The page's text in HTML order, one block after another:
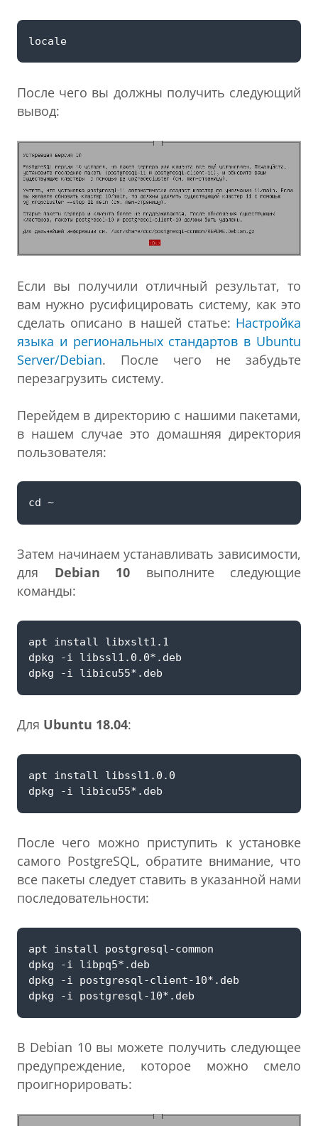
После чего вы должны получить следующий
вывод:
Если вы получили отличный результат, то
вам нужно русифицировать систему, как это
сделать описано в нашей статье: Настройка
языка и региональных стандартов в Ubuntu
Server/Debian. После чего не забудьте
перезагрузить систему.
Перейдем в директорию с нашими пакетами,
в нашем случае это домашняя директория
пользователя:
Затем начинаем устанавливать зависимости,
для Debian 10 выполните следующие
команды:
Для Ubuntu 18.04:
После чего можно приступить к установке
самого PostgreSQL, обратите внимание, что
все пакеты следует ставить в указанной нами
последовательности:
В Debian 10 вы можете получить следующее
предупреждение, которое можно смело
проигнорировать: